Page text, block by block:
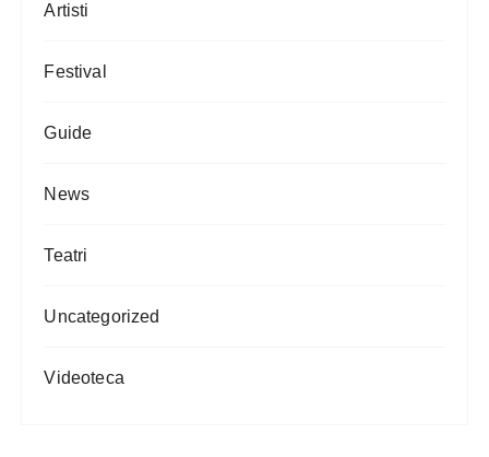
Artisti
Festival
Guide
News
Teatri
Uncategorized
Videoteca